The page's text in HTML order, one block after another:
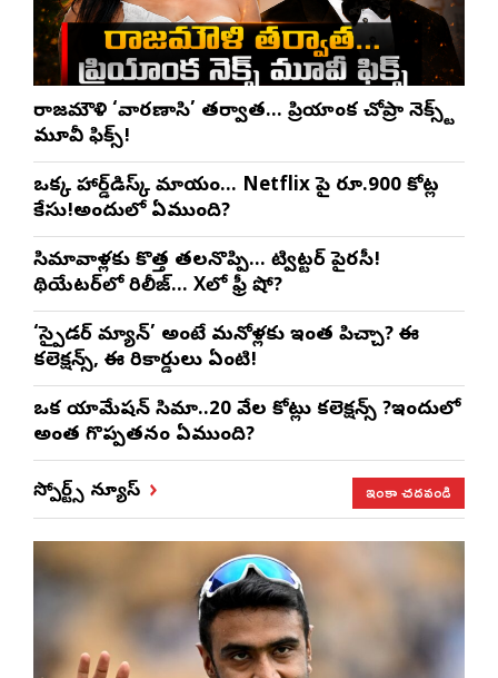
రాజమౌళి ‘వారణాసి’ తర్వాత… ప్రియాంక చోప్రా నెక్స్ట్
మూవీ ఫిక్స్!
ఒక్క హార్డ్‌డిస్క్ మాయం… Netflix పై రూ.900 కోట్ల
కేసు!అందులో ఏముంది?
సినిమావాళ్లకు కొత్త తలనొప్పి… ట్విట్టర్ పైరసీ!
థియేటర్‌లో రిలీజ్… Xలో ఫ్రీ షో?
‘స్పైడర్ మ్యాన్’ అంటే మనోళ్లకు ఇంత పిచ్చా? ఈ
కలెక్షన్స్, ఈ రికార్డులు ఏంటి!
ఒక యానిమేషన్ సినిమా..20 వేల కోట్లు కలెక్షన్స్ ?ఇందులో
అంత గొప్పతనం ఏముంది?
స్పోర్ట్స్ న్యూస్ ఇంకా చదవండి